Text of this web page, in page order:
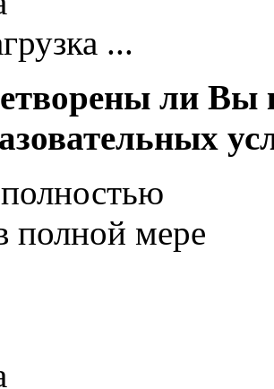
...
ли Вы
полной мере